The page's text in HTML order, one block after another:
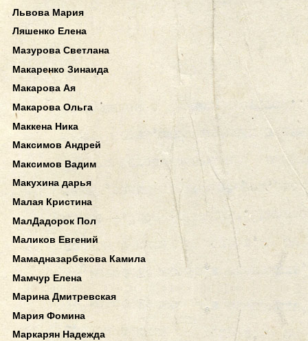
Львова Мария
Ляшенко Елена
Мазурова Светлана
Макаренко Зинаида
Макарова Ая
Макарова Ольга
Маккена Ника
Максимов Андрей
Максимов Вадим
Макухина дарья
Малая Кристина
МалДадорок Пол
Маликов Евгений
Мамадназарбекова Камила
Мамчур Елена
Марина Дмитревская
Мария Фомина
Маркарян Надежда